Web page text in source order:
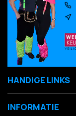
HANDIGE LINKS
INFORMATIE